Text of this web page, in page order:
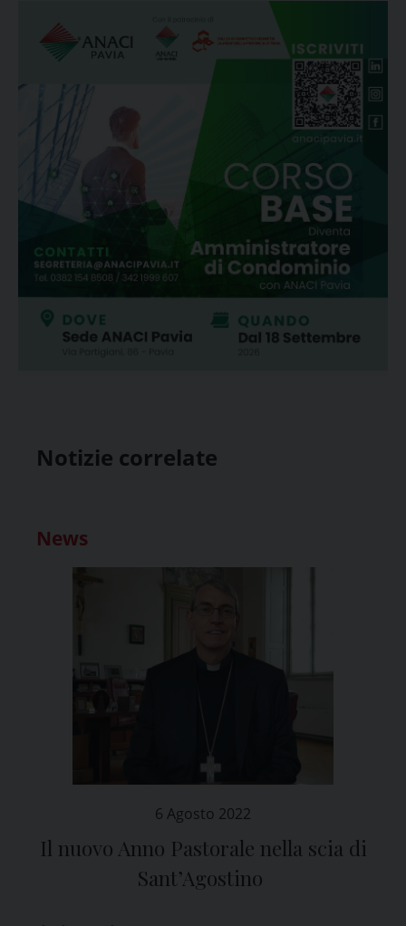
Notizie correlate
News
6 Agosto 2022
Il nuovo Anno Pastorale nella scia di
Sant’Agostino